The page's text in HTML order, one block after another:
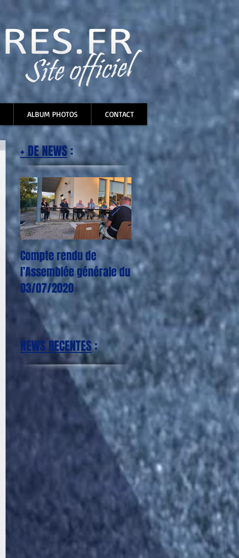
ALBUM PHOTOS CONTACT
NEWS RECENTES:
Compte rendu de
l’Assemblée générale du
03/07/2020
CORONAVIRUS : Plus
aucun entraînement,
match, tournoi jusqu'à
nouvel ordre
+ DE NEWS :